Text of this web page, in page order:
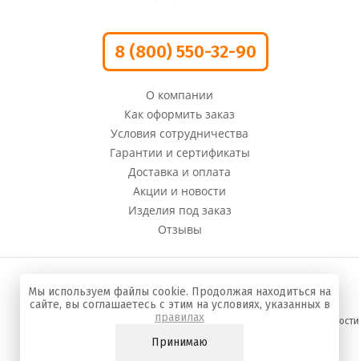
8 (800) 550-32-90
О компании
Как оформить заказ
Условия сотрудничества
Гарантии и сертификаты
Доставка и оплата
Акции и новости
Изделия под заказ
Отзывы
сумок и кожгалантереи
Политика конфиденциальности
Мы используем файлы cookie. Продолжая находиться на
сайте, вы соглашаетесь с этим на условиях, указанных в
правилах
Принимаю